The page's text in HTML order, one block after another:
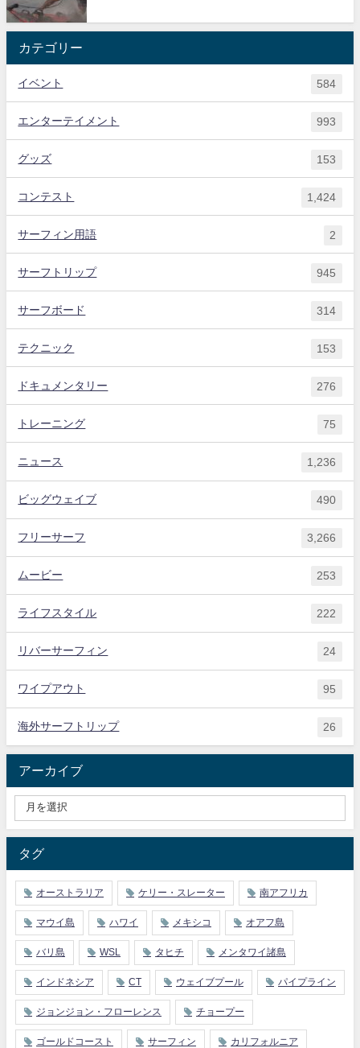
カテゴリー
イベント 584
エンターテイメント 993
グッズ 153
コンテスト 1,424
サーフィン用語 2
サーフトリップ 945
サーフボード 314
テクニック 153
ドキュメンタリー 276
トレーニング 75
ニュース 1,236
ビッグウェイブ 490
フリーサーフ 3,266
ムービー 253
ライフスタイル 222
リバーサーフィン 24
ワイプアウト 95
海外サーフトリップ 26
アーカイブ
タグ
オーストラリア ケリー・スレーター 南アフリカ
マウイ島 ハワイ メキシコ オアフ島
バリ島 WSL タヒチ メンタワイ諸島
インドネシア CT ウェイブプール パイプライン
ジョンジョン・フローレンス チョープー
ゴールドコースト サーフィン カリフォルニア